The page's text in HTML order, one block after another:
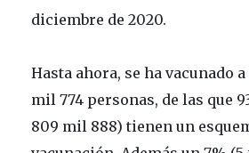
diciembre de 2020.
Hasta ahora, se ha vacunado
mil 774 personas, de las que
809 mil 888) tienen un